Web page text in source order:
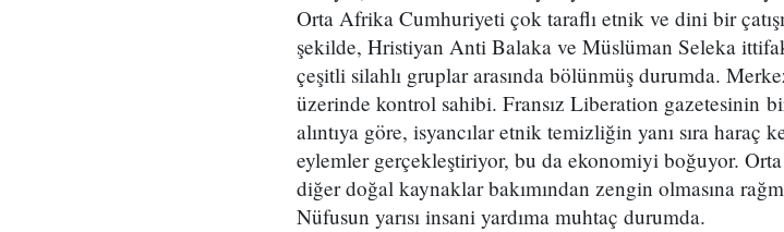
Orta Afrika Cumhuriyeti çok taraflı etnik ve dini bir
şekilde, Hristiyan Anti Balaka ve Müslüman Seleka
çeşitli silahlı gruplar arasında bölünmüş durumda.
üzerinde kontrol sahibi. Fransız Liberation gazetesinin
alıntıya göre, isyancılar etnik temizliğin yanı sıra haraç
eylemler gerçekleştiriyor, bu da ekonomiyi boğuyor.
diğer doğal kaynaklar bakımından zengin olmasına
Nüfusun yarısı insani yardıma muhtaç durumda.